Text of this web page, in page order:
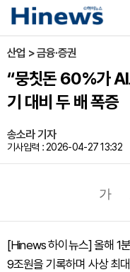
산업 > 금융·증권
“뭉칫돈 60%가 AI
기 대비 두 배 폭증
송소라 기자
기사입력 : 2026-04-27 13:32
가
[Hinews 하이뉴스] 올해 1
9조원을 기록하며 사상 최